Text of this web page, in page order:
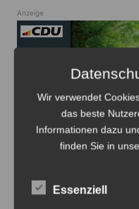
Anzeige
Wir verwendet
das beste
Informationen dazu
finden Sie in
Essenziell